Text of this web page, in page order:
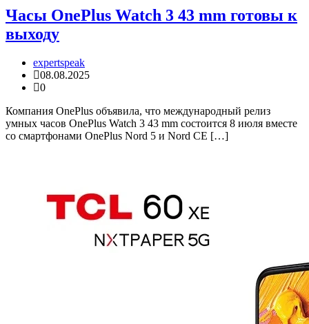
Часы OnePlus Watch 3 43 mm готовы к
выходу
expertspeak
08.08.2025
0
Компания OnePlus объявила, что международный релиз
умных часов OnePlus Watch 3 43 mm состоится 8 июля вместе
со смартфонами OnePlus Nord 5 и Nord CE […]